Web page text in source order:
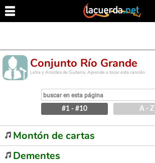
Conjunto Río Grande
Letra y Acordes de Guitarra. Aprende a tocar esta canción
#1 - #10 A - Z
Montón de cartas
Dementes